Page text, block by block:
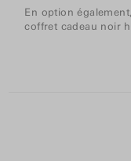
En option
coffret cadeau noir